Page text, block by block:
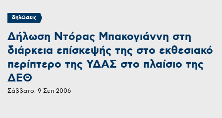
δηλώσεις
Δήλωση Ντόρας Μπακογιάννη στη
διάρκεια επίσκεψής της στο εκθεσιακό
περίπτερο της ΥΔΑΣ στο πλαίσιο της
ΔΕΘ
Σάββατο, 9 Σεπ 2006